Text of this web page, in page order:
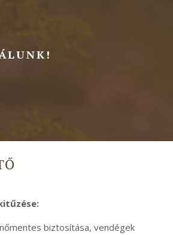
biztosítása, vendégek